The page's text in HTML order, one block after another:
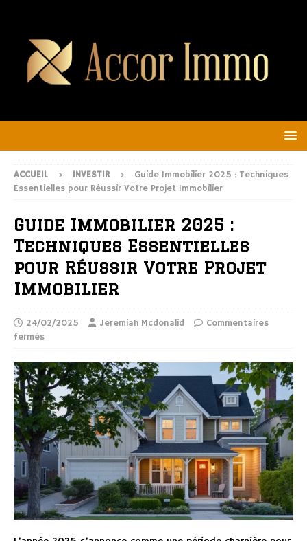
ACCUEIL INVESTIR
Guide Immobilier 2025 : Techniques
Essentielles pour Réussir Votre Projet Immobilier
Guide Immobilier 2025 :
Techniques Essentielles
pour Réussir Votre Projet
Immobilier
24/02/2025 Jeremiah Mcdonalid
Commentaires
fermés